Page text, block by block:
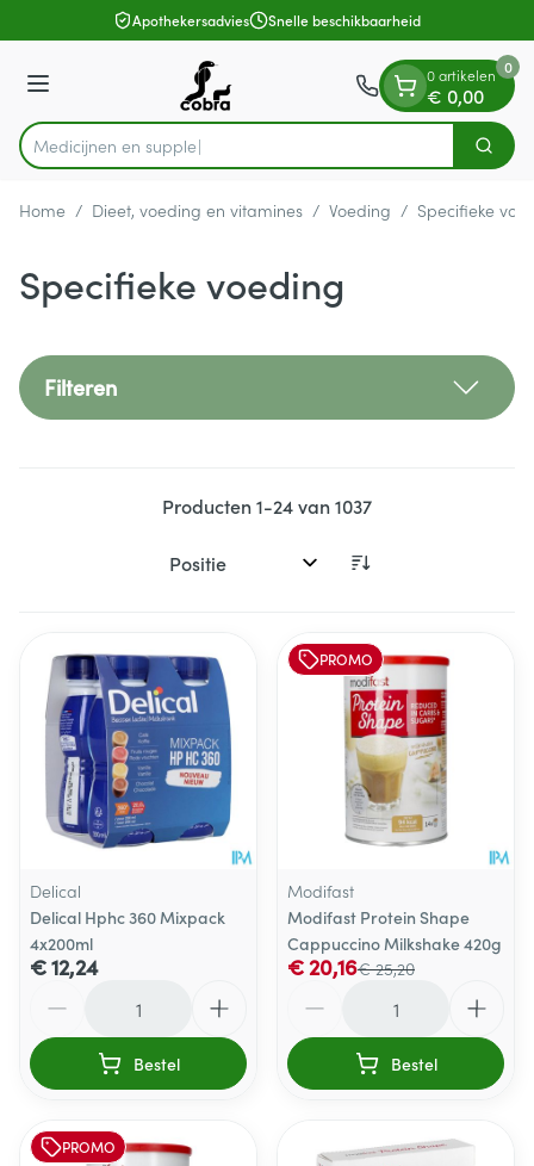
Ga naar de inhoudApothekersadvies Snelle beschikbaarheid
Menu
Product, merk, categorie... Zoek
0 artikelen
€ 0,00
0
Home / Dieet, voeding en vitamines / Voeding / Specifieke
Specifieke voeding
Filteren
Producten1-24van1037
Sorteer op:
Delical
Delical Hphc 360 Mixpack
4x200ml
€ 12,24
Bestel
PROMO
Modifast
Modifast Protein Shape
Cappuccino Milkshake 420g
€ 25,20
€ 20,16
Bestel
PROMO